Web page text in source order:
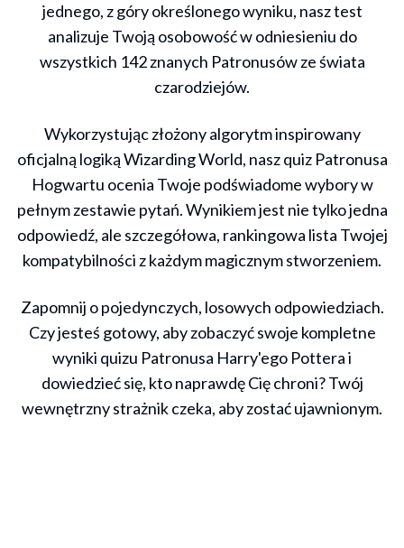
Klątwa
Pytanie 1 z 5
jednego, z góry określonego wyniku, nasz test
analizuje Twoją osobowość w odniesieniu do
wszystkich 142 znanych Patronusów ze świata
czarodziejów.
Wykorzystując złożony algorytm inspirowany
oficjalną logiką Wizarding World, nasz quiz Patronusa
Hogwartu ocenia Twoje podświadome wybory w
pełnym zestawie pytań. Wynikiem jest nie tylko jedna
odpowiedź, ale szczegółowa, rankingowa lista Twojej
kompatybilności z każdym magicznym stworzeniem.
Zapomnij o pojedynczych, losowych odpowiedziach.
Czy jesteś gotowy, aby zobaczyć swoje kompletne
wyniki quizu Patronusa Harry'ego Pottera i
dowiedzieć się, kto naprawdę Cię chroni? Twój
wewnętrzny strażnik czeka, aby zostać ujawnionym.